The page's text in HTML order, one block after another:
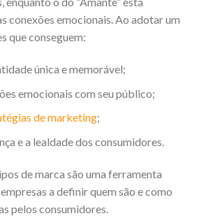
conexões emocionais. Ao adotar um
que conseguem:
única e memorável;
emocionais com seu público;
de marketing;
e a lealdade dos consumidores.
de marca são uma ferramenta
a definir quem são e como
pelos consumidores.